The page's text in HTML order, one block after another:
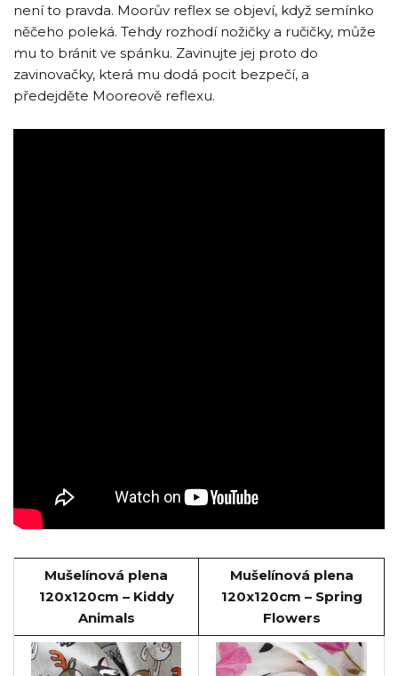
není to pravda. Moorův reflex se objeví, když semínko
něčeho poleká. Tehdy rozhodí nožičky a ručičky, může
mu to bránit ve spánku. Zavinujte jej proto do
zavinovačky, která mu dodá pocit bezpečí, a
předejděte Mooreově reflexu.
Mušelínová plena
120x120cm – Kiddy
Animals
Mušelínová plena
120x120cm – Spring
Flowers